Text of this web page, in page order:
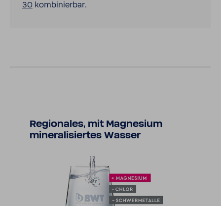
30 kombi­nierbar.
Regio­nales, mit Magne­sium
mine­ra­li­siertes Wasser